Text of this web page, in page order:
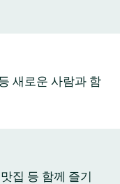
새로운 사람과 함
집 등 함께 즐기